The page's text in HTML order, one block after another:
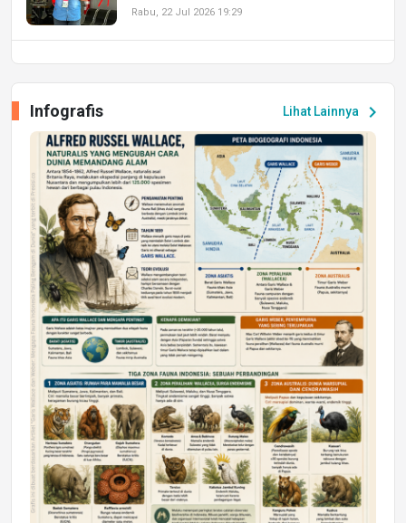
Rabu, 22 Jul 2026 19:29
Peluang Kerja dan Magang
Jumat, 17 Jul 2026 22:30
DAERAH
Astra Motor Kalimantan Timur 2 Dukung
Mahasiswa Samarinda dalam Astra
Honda SDGs Future Leaders 2026
Jumat, 10 Jul 2026 19:01
Lihat Lainnya chevron_right
Infografis